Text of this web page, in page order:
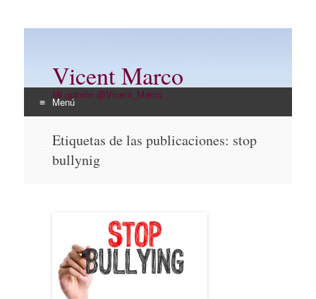
Vicent Marco
Mi opinión @Vicent_Marco
Menú
contenido
Etiquetas de las publicaciones: stop
bullynig